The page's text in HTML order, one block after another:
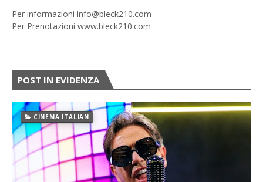
Per informazioni info@bleck210.com
Per Prenotazioni www.bleck210.com
POST IN EVIDENZA
CINEMA ITALIAN